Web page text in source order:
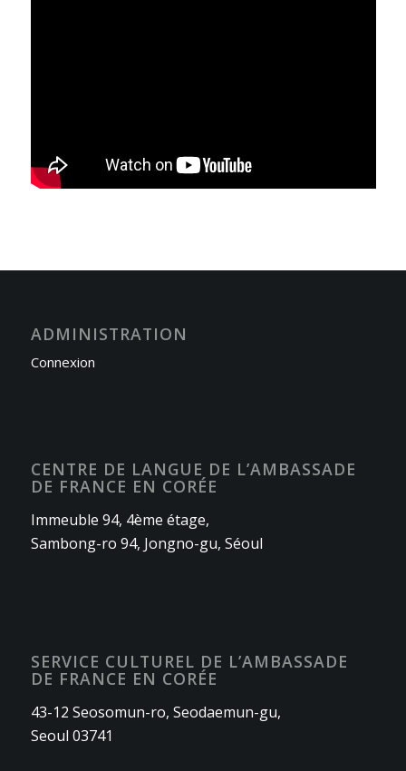
ADMINISTRATION
Connexion
CENTRE DE LANGUE DE L’AMBASSADE
DE FRANCE EN CORÉE
Immeuble 94, 4ème étage,
Sambong-ro 94, Jongno-gu, Séoul
SERVICE CULTUREL DE L’AMBASSADE
DE FRANCE EN CORÉE
43-12 Seosomun-ro, Seodaemun-gu,
Seoul 03741